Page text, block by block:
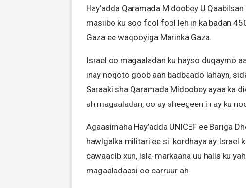
Hay’adda Qaramada Midoobey U
masiibo ku soo fool fool leh in ka badan
Gaza ee waqooyiga Marinka Gaza.
Israel oo magaaladan ku hayso duqaymo
inay noqoto goob aan badbaado lahayn,
Saraakiisha Qaramada Midoobey ayaa ka
ah magaaladan, oo ay sheegeen in ay ku
Agaasimaha Hay’adda UNICEF ee Bariga
hawlgalka militari ee sii kordhaya ay Israel
cawaaqib xun, isla-markaana uu halis ku
magaaladaasi oo carruur ah.